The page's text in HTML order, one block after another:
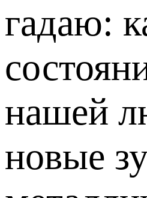
гадаю:
нашей
новые